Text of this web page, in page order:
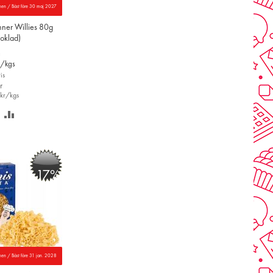
/ Bäst före 30 maj 2027
Willies 80g
kgs
kr/kgs
JÄMFÖR
/ Bäst före 31 jan. 2028
-17%